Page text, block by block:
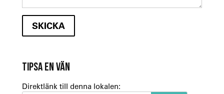
TIPSA EN VÄN
Direktlänk till denna lokalen: